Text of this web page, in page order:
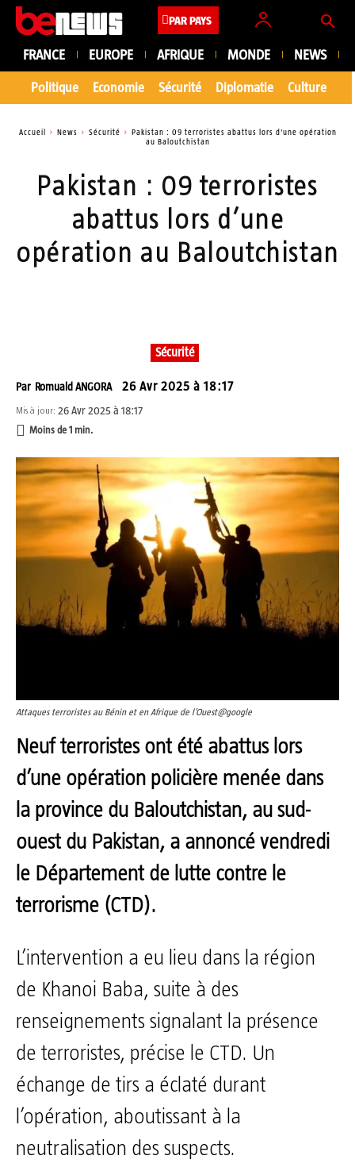
PAR PAYS
FRANCE EUROPE AFRIQUE MONDE NEWS
Politique Economie Sécurité Diplomatie Culture
Accueil News Sécurité
Pakistan : 09 terroristes abattus lors d'une opération
au Baloutchistan
Pakistan : 09 terroristes
abattus lors d’une
opération au Baloutchistan
Sécurité
Par Romuald ANGORA 26 Avr 2025 à 18:17
Mis à jour: 26 Avr 2025 à 18:17
Moins de 1 min.
Attaques terroristes au Bénin et en Afrique de l’Ouest@google
Neuf terroristes ont été abattus lors
d’une opération policière menée dans
la province du Baloutchistan, au sud-
ouest du Pakistan, a annoncé vendredi
le Département de lutte contre le
terrorisme (CTD).
L’intervention a eu lieu dans la région
de Khanoi Baba, suite à des
renseignements signalant la présence
de terroristes, précise le CTD. Un
échange de tirs a éclaté durant
l’opération, aboutissant à la
neutralisation des suspects.